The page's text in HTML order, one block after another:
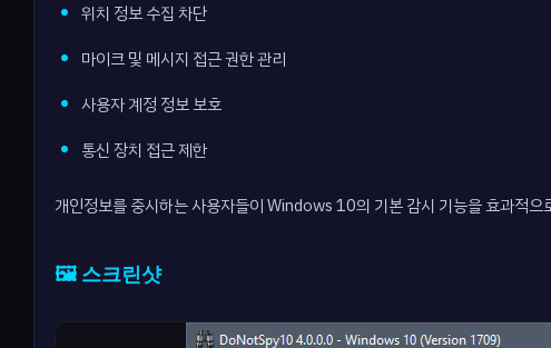
위치 정보 수집 차단
마이크 및 메시지 접근 권한 관리
사용자 계정 정보 보호
통신 장치 접근 제한
개인정보를 중시하는 사용자들이 Windows 10의 기본 감시 기능을 효과적
🖼️ 스크린샷